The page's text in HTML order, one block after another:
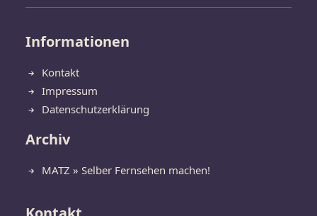
Informationen
Kontakt
Impressum
Datenschutzerklärung
Archiv
MATZ » Selber Fernsehen machen!